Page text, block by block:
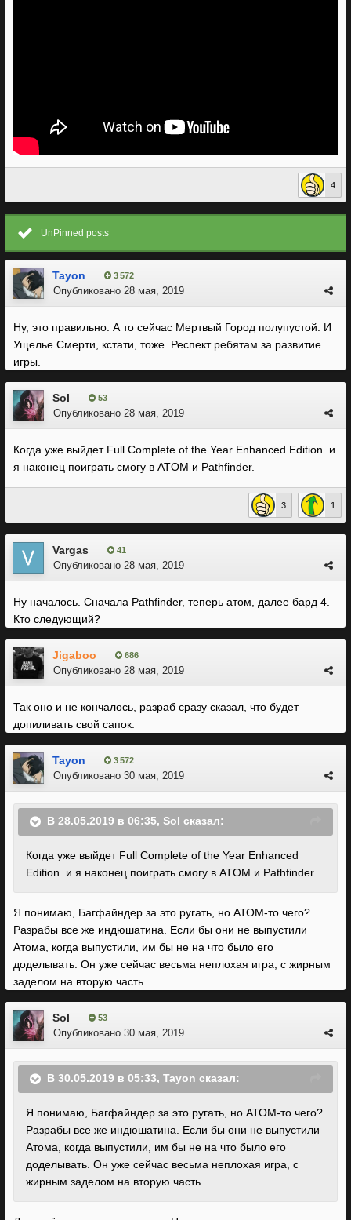
4
UnPinned posts
Tayon 3 572
Опубликовано 28 мая, 2019
Ну, это правильно. А то сейчас Мертвый Город полупустой. И
Ущелье Смерти, кстати, тоже. Респект ребятам за развитие
игры.
Sol 53
Опубликовано 28 мая, 2019
Когда уже выйдет Full Complete of the Year Enhanced Edition и
я наконец поиграть смогу в ATOM и Pathfinder.
3 1
Vargas 41
Опубликовано 28 мая, 2019
Ну началось. Сначала Pathfinder, теперь атом, далее бард 4.
Кто следующий?
Jigaboo 686
Опубликовано 28 мая, 2019
Так оно и не кончалось, разраб сразу сказал, что будет
допиливать свой сапок.
Tayon 3 572
Опубликовано 30 мая, 2019
В 28.05.2019 в 06:35, Sol сказал:
Когда уже выйдет Full Complete of the Year Enhanced
Edition и я наконец поиграть смогу в ATOM и Pathfinder.
Я понимаю, Багфайндер за это ругать, но АТОМ-то чего?
Разрабы все же индюшатина. Если бы они не выпустили
Атома, когда выпустили, им бы не на что было его
доделывать. Он уже сейчас весьма неплохая игра, с жирным
заделом на вторую часть.
Sol 53
Опубликовано 30 мая, 2019
В 30.05.2019 в 05:33, Tayon сказал:
Я понимаю, Багфайндер за это ругать, но АТОМ-то чего?
Разрабы все же индюшатина. Если бы они не выпустили
Атома, когда выпустили, им бы не на что было его
доделывать. Он уже сейчас весьма неплохая игра, с
жирным заделом на вторую часть.